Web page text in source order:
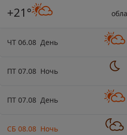
+21°
ЧТ 06.08 День
ПТ 07.08 Ночь
ПТ 07.08 День
СБ 08.08 Ночь